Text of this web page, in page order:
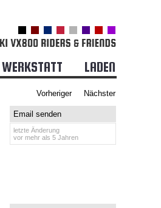
WERKSTATT LADEN
Nächster
Vorheriger
Email senden
letzte Änderung
vor mehr als 5 Jahren